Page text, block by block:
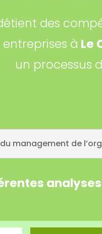
détient des
à Le
un processus
management de
analyses